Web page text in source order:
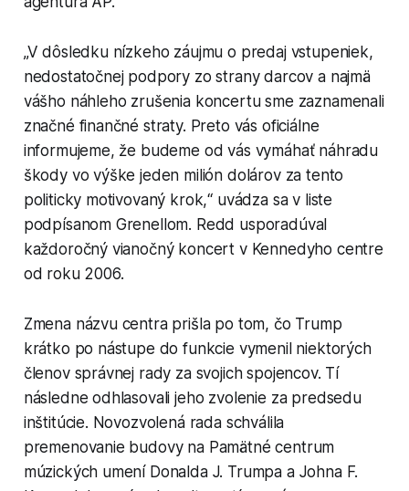
„V dôsledku nízkeho záujmu o predaj vstupeniek,
nedostatočnej podpory zo strany darcov a najmä
vášho náhleho zrušenia koncertu sme zaznamenali
značné finančné straty. Preto vás oficiálne
informujeme, že budeme od vás vymáhať náhradu
škody vo výške jeden milión dolárov za tento
politicky motivovaný krok,“ uvádza sa v liste
podpísanom Grenellom. Redd usporadúval
každoročný vianočný koncert v Kennedyho centre
od roku 2006.
Zmena názvu centra prišla po tom, čo Trump
krátko po nástupe do funkcie vymenil niektorých
členov správnej rady za svojich spojencov. Tí
následne odhlasovali jeho zvolenie za predsedu
inštitúcie. Novozvolená rada schválila
premenovanie budovy na Pamätné centrum
múzických umení Donalda J. Trumpa a Johna F.